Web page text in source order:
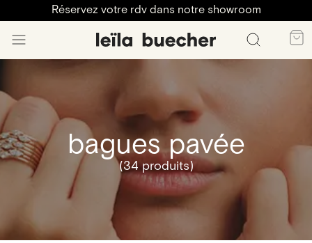
Réservez votre rdv dans notre showroom
bagues pavée
(34 produits)